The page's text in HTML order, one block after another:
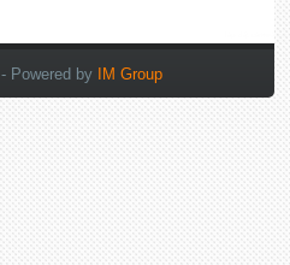
- Powered by IM Group